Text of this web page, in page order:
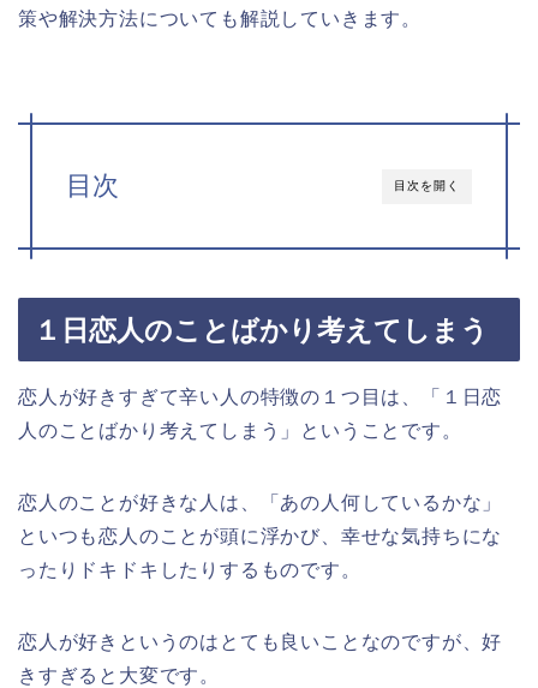
策や解決方法についても解説していきます。
目次を開く
目次
１日恋人のことばかり考えてしまう
恋人が好きすぎて辛い人の特徴の１つ目は、「１日恋
人のことばかり考えてしまう」ということです。
恋人のことが好きな人は、「あの人何しているかな」
といつも恋人のことが頭に浮かび、幸せな気持ちにな
ったりドキドキしたりするものです。
恋人が好きというのはとても良いことなのですが、好
きすぎると大変です。